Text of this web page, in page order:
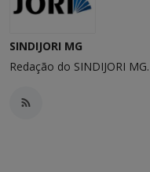
SINDIJORI MG
Redação do SINDIJORI MG.